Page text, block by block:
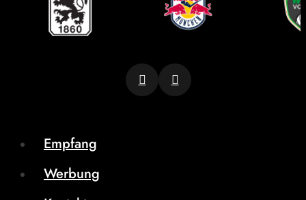
Empfang
Werbung